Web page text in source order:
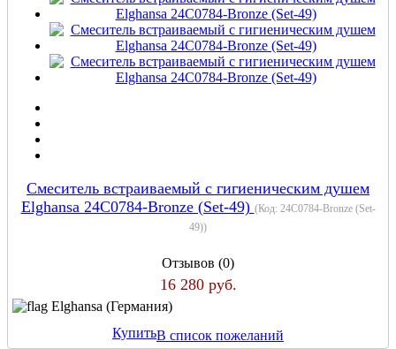
Смеситель встраиваемый с гигиеническим душем
Elghansa 24C0784-Bronze (Set-49) (Код: 24C0784-Bronze (Set-
49))
Отзывов (0)
16 280 руб.
Elghansa (Германия)
КупитьВ список пожеланий